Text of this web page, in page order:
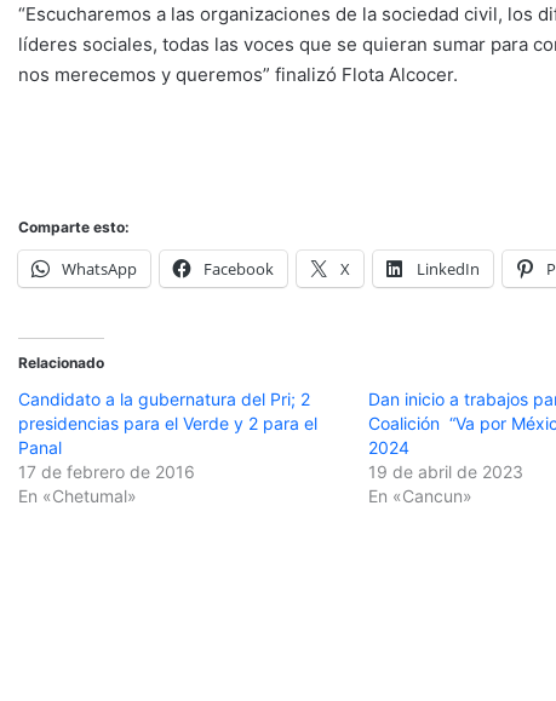
“Escucharemos a las organizaciones de la sociedad civil, los
líderes sociales, todas las voces que se quieran sumar para
nos merecemos y queremos” finalizó Flota Alcocer.
Comparte esto:
WhatsApp Facebook X LinkedIn
Relacionado
Candidato a la gubernatura del Pri; 2
presidencias para el Verde y 2 para el
Panal
17 de febrero de 2016
En «Chetumal»
Dan inicio a trabajos
Coalición “Va por
2024
19 de abril de 2023
En «Cancun»